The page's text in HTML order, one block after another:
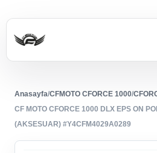
Anasayfa/CFMOTO CFORCE 1000/
CF MOTO CFORCE 1000 DLX EPS ON
(AKSESUAR) #Y4CFM4029A0289